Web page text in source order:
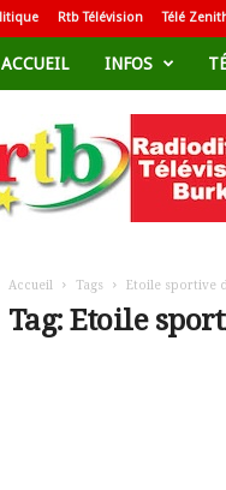
Rtb Télévision Télé
ACCUEIL INFOS
Accueil Tags Etoile sportive
Tag: Etoile